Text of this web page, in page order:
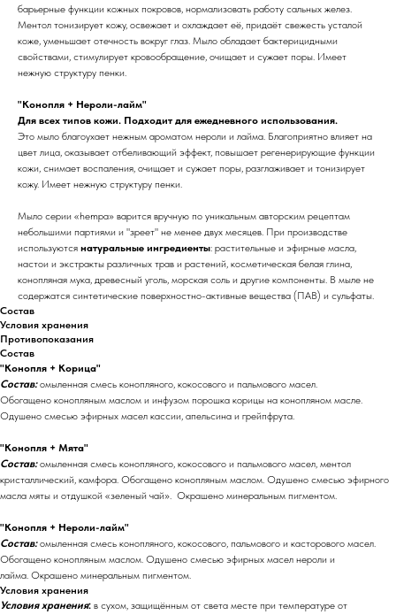
барьерные функции кожных покровов, нормализовать работу сальных желез.
Ментол тонизирует кожу, освежает и охлаждает её, придаёт свежесть усталой
коже, уменьшает отечность вокруг глаз. Мыло обладает бактерицидными
свойствами, стимулирует кровообращение, очищает и сужает поры. Имеет
нежную структуру пенки.
"Конопля + Нероли-лайм"
Для всех типов кожи. Подходит для ежедневного использования.
Это мыло благоухает нежным ароматом нероли и лайма. Благоприятно влияет на
цвет лица, оказывает отбеливающий эффект, повышает регенерирующие функции
кожи, снимает воспаления, очищает и сужает поры, разглаживает и тонизирует
кожу. Имеет нежную структуру пенки.
Мыло серии «hempa» варится вручную по уникальным авторским рецептам
небольшими партиями и "зреет" не менее двух месяцев. При производстве
используются натуральные ингредиенты: растительные и эфирные масла,
настои и экстракты различных трав и растений, косметическая белая глина,
конопляная мука, древесный уголь, морская соль и другие компоненты. В мыле не
содержатся синтетические поверхностно-активные вещества (ПАВ) и сульфаты.
Состав
Условия хранения
Противопоказания
Состав
"Конопля + Корица"
Состав:омыленная смесь конопляного, кокосового и пальмового масел.
Обогащено конопляным маслом и инфузом порошка корицы на конопляном масле.
Одушено смесью эфирных масел кассии, апельсина и грейпфрута.
"Конопля + Мята"
Состав:омыленная смесь конопляного, кокосового и пальмового масел, ментол
кристаллический, камфора. Обогащено конопляным маслом. Одушено смесью эфирного
масла мяты и отдушкой «зеленый чай». Окрашено минеральным пигментом.
"Конопля + Нероли-лайм"
Состав:омыленная смесь конопляного, кокосового, пальмового и касторового масел.
Обогащено конопляным маслом. Одушено смесью эфирных масел нероли и
лайма. Окрашено минеральным пигментом.
Условия хранения
Условия хранения: в сухом, защищённым от света месте при температуре от